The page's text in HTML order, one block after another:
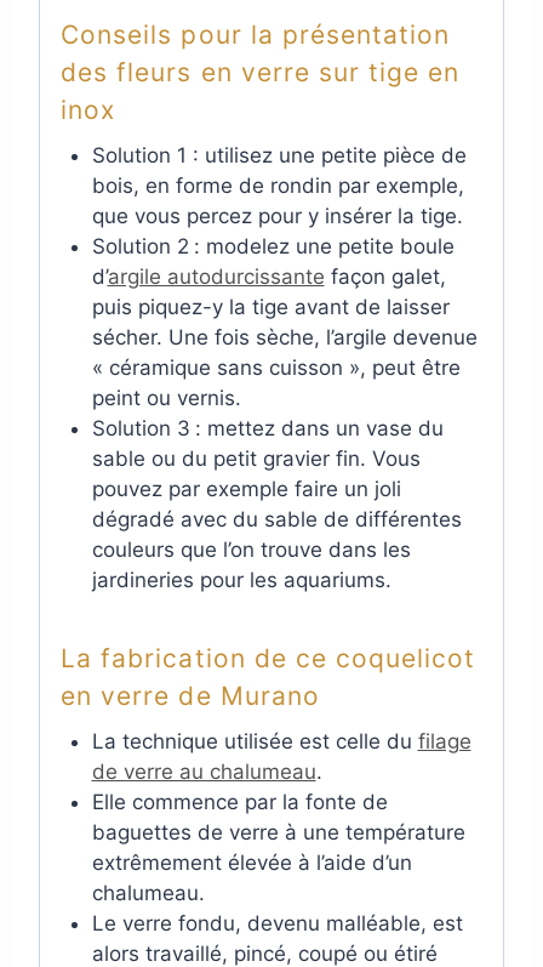
Conseils pour la présentation
des fleurs en verre sur tige en
inox
Solution 1 : utilisez une petite pièce de
bois, en forme de rondin par exemple,
que vous percez pour y insérer la tige.
Solution 2 : modelez une petite boule
d’argile autodurcissante façon galet,
puis piquez-y la tige avant de laisser
sécher. Une fois sèche, l’argile devenue
« céramique sans cuisson », peut être
peint ou vernis.
Solution 3 : mettez dans un vase du
sable ou du petit gravier fin. Vous
pouvez par exemple faire un joli
dégradé avec du sable de différentes
couleurs que l’on trouve dans les
jardineries pour les aquariums.
La fabrication de ce coquelicot
en verre de Murano
La technique utilisée est celle du filage
de verre au chalumeau.
Elle commence par la fonte de
baguettes de verre à une température
extrêmement élevée à l’aide d’un
chalumeau.
Le verre fondu, devenu malléable, est
alors travaillé, pincé, coupé ou étiré